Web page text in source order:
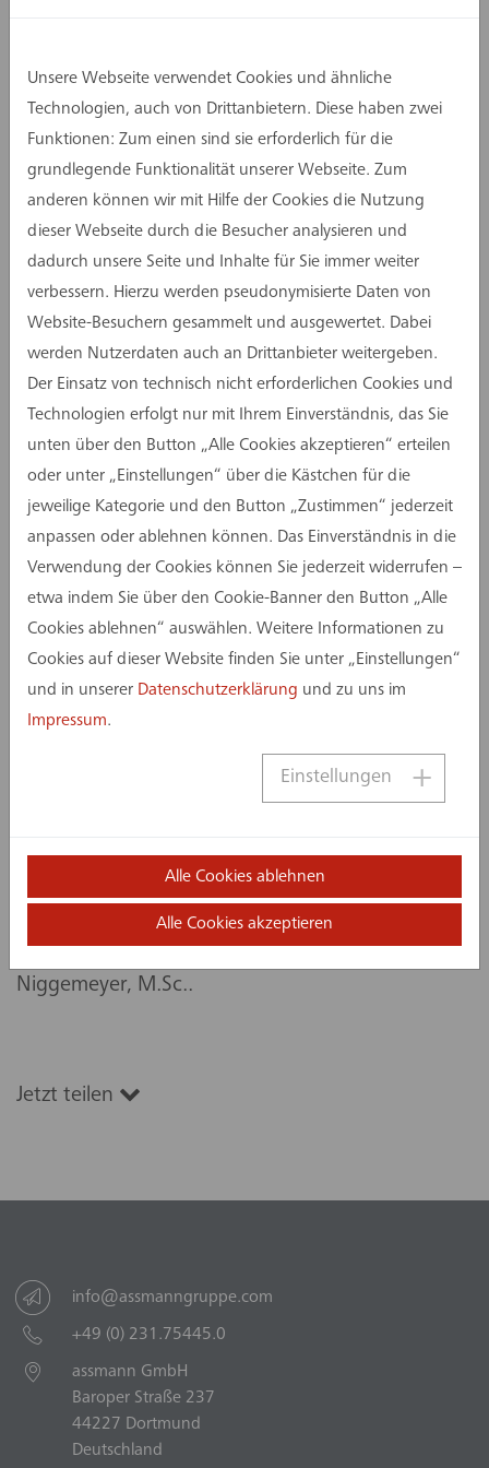
nichtoffener, einphasiger Wettbewerb im
anonymen Verfahren innerhalb eines VgV-
Verfahrens gemäß RPW ausgeschrieben.
Der Entwurf fügt sich harmonisch in die dörfliche
Bautypologie ein und schafft durch geschickte
Anordnung der Baukörper hochwertige, vielseitig
nutzbare Außenräume sowie eine flexible,
pädagogische Lernwelt, die den heutigen und
zukünftigen Anforderungen gerecht wird.
Auszug aus der Preisgerichtsbeurteilung: Der
Schulneubau schafft durch seine versetzte
Anordnung eine klare Funktionstrennung und
definiert geschützte Schulhof- und öffentliche
Vorbereiche. Die kompakte Bauweise mit Beton-
Holz-Hybridkonstruktion und die nachhaltige
Holzfassade bieten eine langlebige und
wirtschaftliche Lösung. Die Anordnung der
Räume und die Gestaltung der Außenbereiche
erfüllen die hohen Anforderungen des Auslobers
und schaffen eine angemessene Lösung für die
„In Anbetracht der im Wettbewerb sehr starken
Team BKSA. Eine sehr spannenden Bauaufgabe
mit einem pädagogisch zukunftsweisenden
Raumansatz, den wir natürlich gerne auch
Niggemeyer, M.Sc..
Jetzt teilen
info@assmanngruppe.com
+49 (0) 231.75445.0
assmann GmbH
Baroper Straße 237
44227 Dortmund
Deutschland
Unsere Webseite verwendet Cookies und ähnliche
Technologien, auch von Drittanbietern. Diese haben zwei
Funktionen: Zum einen sind sie erforderlich für die
grundlegende Funktionalität unserer Webseite. Zum
anderen können wir mit Hilfe der Cookies die Nutzung
dieser Webseite durch die Besucher analysieren und
dadurch unsere Seite und Inhalte für Sie immer weiter
verbessern. Hierzu werden pseudonymisierte Daten von
Website-Besuchern gesammelt und ausgewertet. Dabei
werden Nutzerdaten auch an Drittanbieter weitergeben.
Der Einsatz von technisch nicht erforderlichen Cookies und
Technologien erfolgt nur mit Ihrem Einverständnis, das Sie
unten über den Button „Alle Cookies akzeptieren“ erteilen
oder unter „Einstellungen“ über die Kästchen für die
jeweilige Kategorie und den Button „Zustimmen“ jederzeit
anpassen oder ablehnen können. Das Einverständnis in die
Verwendung der Cookies können Sie jederzeit widerrufen –
etwa indem Sie über den Cookie-Banner den Button „Alle
Cookies ablehnen“ auswählen. Weitere Informationen zu
Cookies auf dieser Website finden Sie unter „Einstellungen“
und in unserer Datenschutzerklärung und zu uns im
Impressum.
Einstellungen
Alle Cookies ablehnen
Alle Cookies akzeptieren